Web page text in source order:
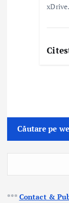
Căutare pe
*** Contact &